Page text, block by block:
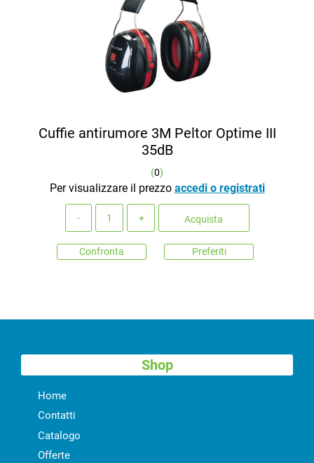
Cuffie antirumore 3M Peltor Optime III
35dB
(0)
Per visualizzare il prezzo accedi o registrati
Acquista
Confronta Preferiti
Shop
Home
Contatti
Catalogo
Offerte